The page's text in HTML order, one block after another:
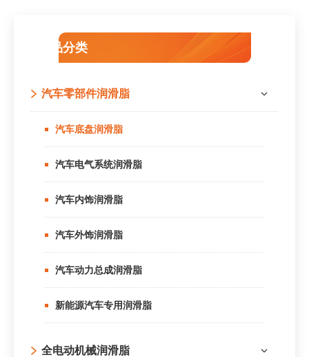
产品分类
汽车零部件润滑脂
汽车底盘润滑脂
汽车电气系统润滑脂
汽车内饰润滑脂
汽车外饰润滑脂
汽车动力总成润滑脂
新能源汽车专用润滑脂
全电动机械润滑脂